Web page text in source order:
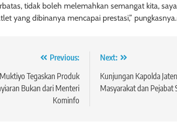
tidak boleh melemahkan semangat kita,
yang dibinanya mencapai prestasi,”
Previous:
Tegaskan Produk
Bukan dari Menteri
Kominfo
Next:
Kunjungan Kapolda
Masyarakat dan Pejabat